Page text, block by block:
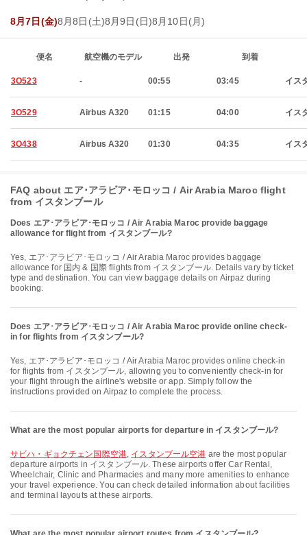
8月7日(金)8月8日(土)8月9日(日)8月10日(月)
便名 航空機のモデル 出発 到着
3O523 - 00:55 03:45 イス
3O529 Airbus A320 01:15 04:00 イス
3O438 Airbus A320 01:30 04:35 イス
FAQ about エア･アラビア･モロッコ / Air Arabia Maroc flight
from イスタンブール
Does エア･アラビア･モロッコ / Air Arabia Maroc provide baggage
allowance for flight from イスタンブール?
Yes, エア･アラビア･モロッコ / Air Arabia Maroc provides baggage
allowance for 国内 & 国際 flights from イスタンブール. Details vary by ticket
type and destination. You can view baggage details on Airpaz during
booking.
Does エア･アラビア･モロッコ / Air Arabia Maroc provide online check-
in for flights from イスタンブール?
Yes, エア･アラビア･モロッコ / Air Arabia Maroc provides online check-in
for flights from イスタンブール, allowing you to conveniently check-in for
your flight through the airline's website or app. Simply follow the
instructions provided on Airpaz to complete the process.
What are the most popular airports for departure in イスタンブール?
サビハ・ギョクチェン国際空港, イスタンブール空港 are the most popular
departure airports in イスタンブール. These airports offer Car Rental,
Wheelchair, Clinic and Pharmacies and many more amenities to enhance
your travel experience. You can check detailed information about facilities
and terminal layouts at these airports.